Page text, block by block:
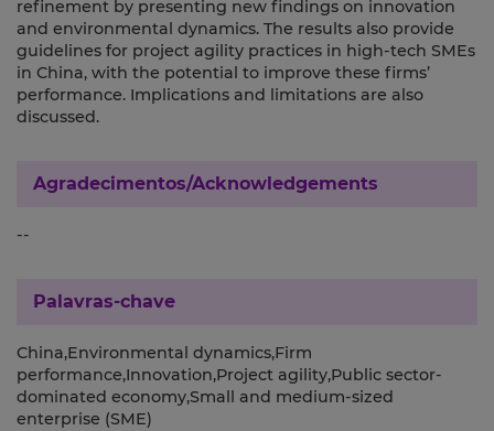
refinement by presenting new findings on innovation
and environmental dynamics. The results also provide
guidelines for project agility practices in high-tech SMEs
in China, with the potential to improve these firms’
performance. Implications and limitations are also
discussed.
Agradecimentos/Acknowledgements
--
Palavras-chave
China,Environmental dynamics,Firm
performance,Innovation,Project agility,Public sector-
dominated economy,Small and medium-sized
enterprise (SME)